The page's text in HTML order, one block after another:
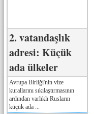
2. vatandaşlık
adresi: Küçük
ada ülkeler
Avrupa Birliği'nin vize
kurallarını sıkılaştırmasının
ardından varlıklı Rusların
küçük ada ...